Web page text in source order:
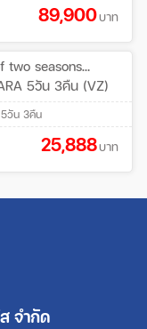
89,900บาท
seasons…
5วัน 3คืน (VZ)
5วัน 3คืน
25,888บาท
จำกัด